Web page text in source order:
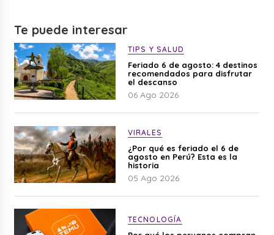
Te puede interesar
TIPS Y SALUD
Feriado 6 de agosto: 4 destinos
recomendados para disfrutar
el descanso
06 Ago 2026
VIRALES
¿Por qué es feriado el 6 de
agosto en Perú? Esta es la
historia
05 Ago 2026
TECNOLOGÍA